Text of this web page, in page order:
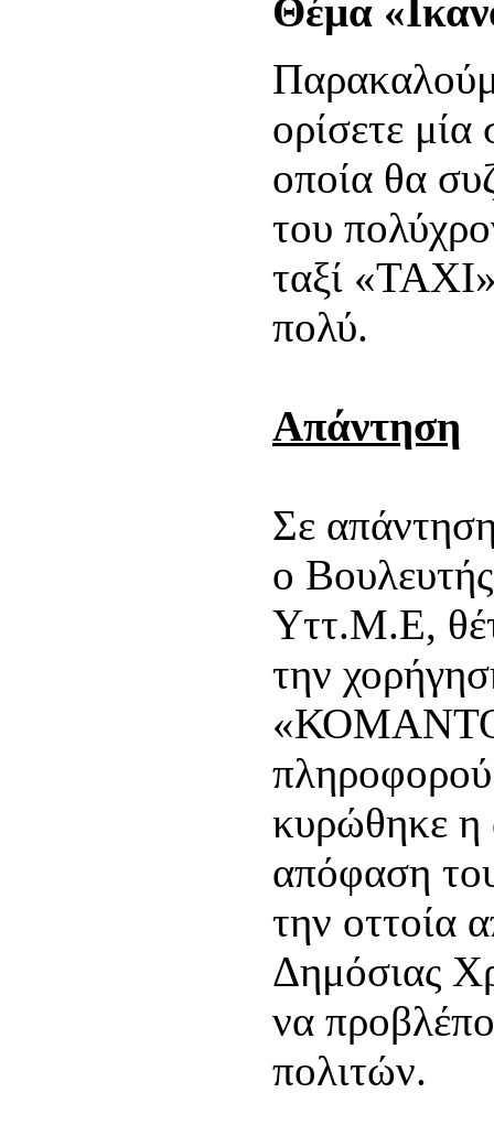
Θέμα
ορίσετε
οποία θα
του
ταξί
πολύ.
Απάντηση
Σε
ο
Υττ.Μ.Ε,
την
κυρώθηκε
απόφαση
την οττοία
Δημόσιας
να
πολιτών.